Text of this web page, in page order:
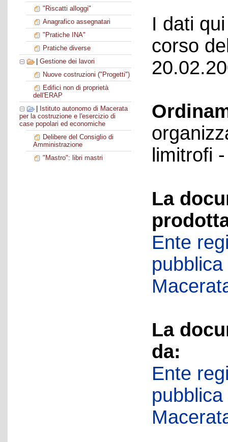
"Riscatti alloggi"
Anagrafico assegnatari
"Pratiche INA"
Pratiche diverse
Gestione dei lavori
Nuove costruzioni ("Progetti")
Edifici non di proprietà
dell'ERAP
Istituto autonomo di Macerata
per la costruzione e l'esercizio di
case popolari ed economiche
Delibere del Consiglio di
Amministrazione
"Mastro": libri mastri
I dati
corso
limitrofi
La
Ente
La
da:
Ente